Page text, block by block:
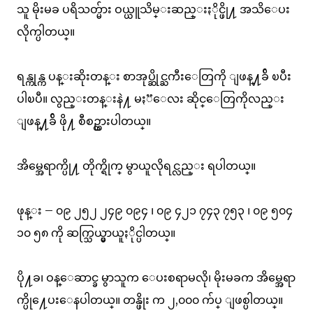
သူ မိုးမခ ပရိသတ္မ်ား ဝယ္ယူသိမ္းဆည္းႏိုင္ဖို႔ အသိေပး
လိုက္ပါတယ္။
ရန္ကုန္က ပန္းဆိုးတန္း စာအုပ္ဆိုင္ႀကီးေတြကို ျဖန္႔ခ်ိ ၿပီး
ပါၿပီ။ လွည္းတန္းနဲ႔ မႏၱေလး ဆိုင္ေတြကိုလည္း
ျဖန္႔ခ်ိ ဖို႔ စီစဥ္ထားပါတယ္။
အိမ္အေရာက္ပို႔ တိုက္ရိုက္ မွာယူလိုရင္လည္း ရပါတယ္။
ဖုန္း – ၀၉ ၂၅၂ ၂၄၉ ၀၉၄ ၊ ၀၉ ၄၂၁ ၇၄၃ ၇၅၃ ၊ ၀၉ ၅၀၄
၁၀ ၅၈ ကို ဆက္သြယ္မွာယူႏိုင္ပါတယ္။
ပို႔ခ၊ ဝန္ေဆာင္ခ မွာသူက ေပးစရာမလို၊ မိုးမခက အိမ္အေရာ
က္ပို႔ေပးေနပါတယ္။ တန္ဖိုး က ၂,၀၀၀ က်ပ္ ျဖစ္ပါတယ္။